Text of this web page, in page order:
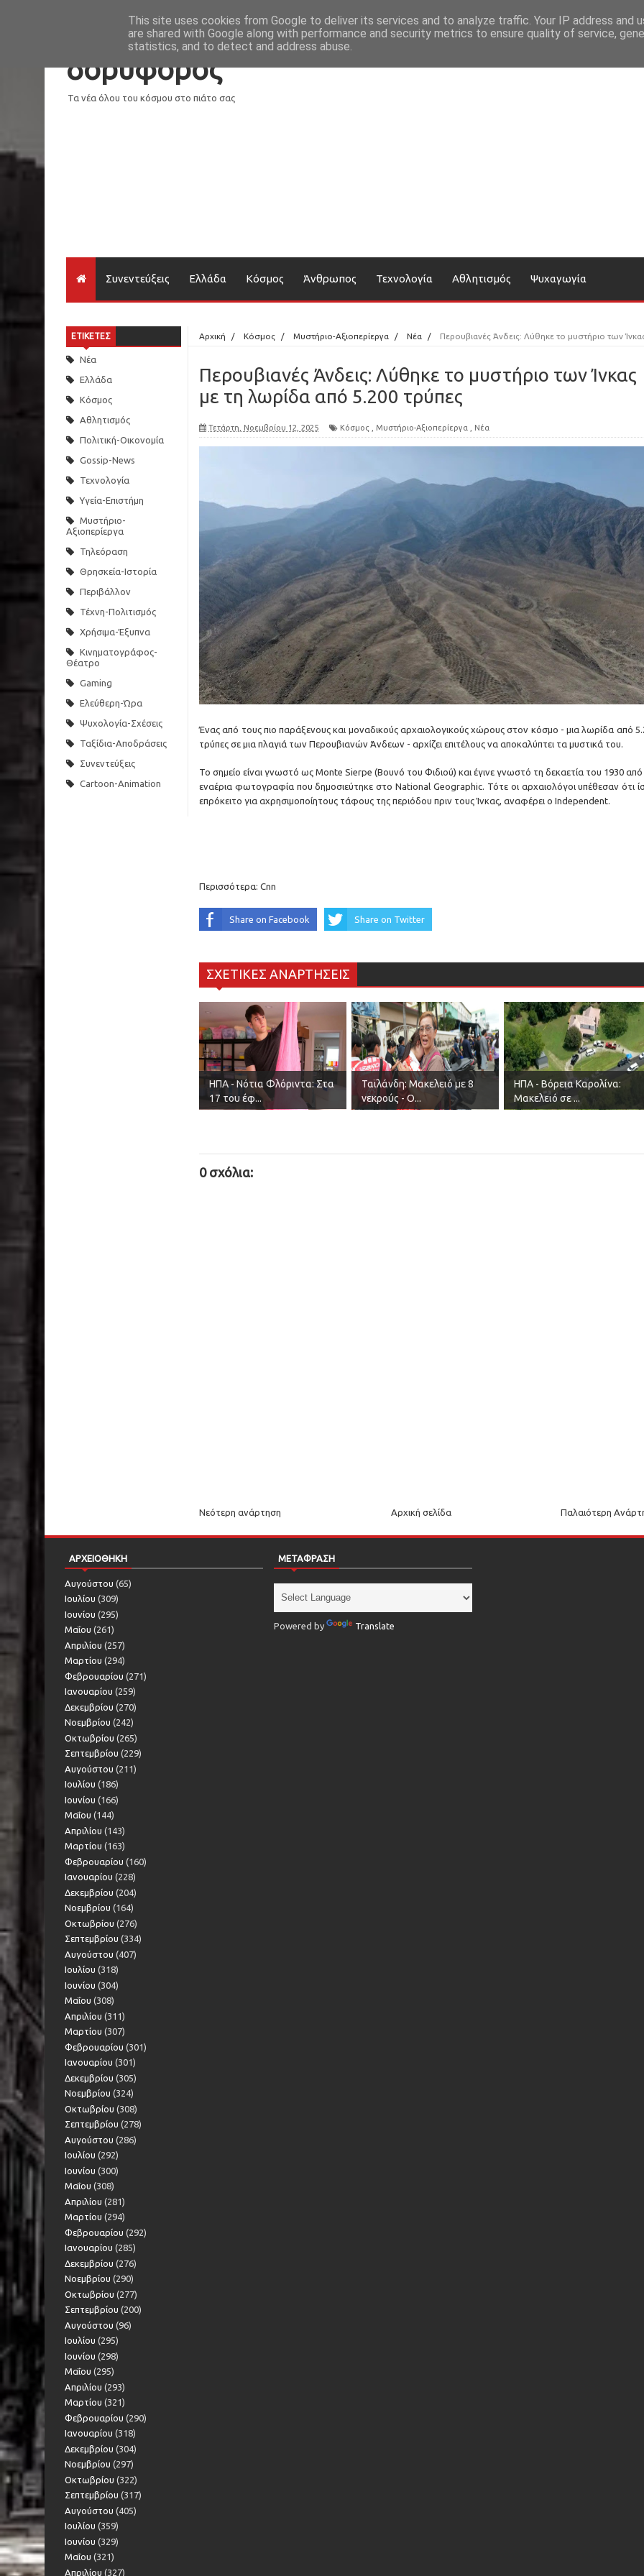
Loading...
δορυφόρος
Τα νέα όλου του κόσμου στο πιάτο σας
Συνεντεύξεις Ελλάδα Κόσμος Άνθρωπος Τεχνολογία Αθλητισμός Ψυχαγωγία
ΕΤΙΚΕΤΕΣ
Νέα
Ελλάδα
Κόσμος
Αθλητισμός
Πολιτική-Οικονομία
Gossip-News
Τεχνολογία
Υγεία-Επιστήμη
Μυστήριο-
Αξιοπερίεργα
Τηλεόραση
Θρησκεία-Ιστορία
Περιβάλλον
Τέχνη-Πολιτισμός
Χρήσιμα-Έξυπνα
Κινηματογράφος-
Θέατρο
Gaming
Ελεύθερη-Ώρα
Ψυχολογία-Σχέσεις
Ταξίδια-Αποδράσεις
Συνεντεύξεις
Cartoon-Animation
Αρχική / Κόσμος / Μυστήριο-Αξιοπερίεργα / Νέα / Περουβιανές Άνδεις: Λύθηκε το μυστήριο των Ίνκας με τη λωρίδα από 5.200
Περουβιανές Άνδεις: Λύθηκε το μυστήριο των Ίνκας
με τη λωρίδα από 5.200 τρύπες
Τετάρτη, Νοεμβρίου 12, 2025 Κόσμος Μυστήριο-Αξιοπερίεργα Νέα
Ένας από τους πιο παράξενους και μοναδικούς αρχαιολογικούς χώρους στον κόσμο - μια λωρίδα από
τρύπες σε μια πλαγιά των Περουβιανών Άνδεων - αρχίζει επιτέλους να αποκαλύπτει τα μυστικά του.
Το σημείο είναι γνωστό ως Monte Sierpe (Βουνό του Φιδιού) και έγινε γνωστό τη δεκαετία του 1930 από
εναέρια φωτογραφία που δημοσιεύτηκε στο National Geographic. Τότε οι αρχαιολόγοι υπέθεσαν ότι
επρόκειτο για αχρησιμοποίητους τάφους της περιόδου πριν τους Ίνκας, αναφέρει ο Independent.
Περισσότερα: Cnn
Share on Facebook Share on Twitter
ΣΧΕΤΙΚΕΣ ΑΝΑΡΤΗΣΕΙΣ
ΗΠΑ - Νότια Φλόριντα: Στα
17 του έφ...
Ταϊλάνδη: Μακελειό με 8
νεκρούς - Ο...
ΗΠΑ - Βόρεια Καρολίνα:
Μακελειό σε ...
0 σχόλια:
Νεότερη ανάρτηση Παλαιότερη
Αρχική σελίδα
ΑΡΧΕΙΟΘΗΚΗ
Αυγούστου (65)
Ιουλίου (309)
Ιουνίου (295)
Μαΐου (261)
Απριλίου (257)
Μαρτίου (294)
Φεβρουαρίου (271)
Ιανουαρίου (259)
Δεκεμβρίου (270)
Νοεμβρίου (242)
Οκτωβρίου (265)
Σεπτεμβρίου (229)
Αυγούστου (211)
Ιουλίου (186)
Ιουνίου (166)
Μαΐου (144)
Απριλίου (143)
Μαρτίου (163)
Φεβρουαρίου (160)
Ιανουαρίου (228)
Δεκεμβρίου (204)
Νοεμβρίου (164)
Οκτωβρίου (276)
Σεπτεμβρίου (334)
Αυγούστου (407)
Ιουλίου (318)
Ιουνίου (304)
Μαΐου (308)
Απριλίου (311)
Μαρτίου (307)
Φεβρουαρίου (301)
Ιανουαρίου (301)
Δεκεμβρίου (305)
Νοεμβρίου (324)
Οκτωβρίου (308)
Σεπτεμβρίου (278)
Αυγούστου (286)
Ιουλίου (292)
Ιουνίου (300)
Μαΐου (308)
Απριλίου (281)
Μαρτίου (294)
Φεβρουαρίου (292)
Ιανουαρίου (285)
Δεκεμβρίου (276)
Νοεμβρίου (290)
Οκτωβρίου (277)
Σεπτεμβρίου (200)
Αυγούστου (96)
Ιουλίου (295)
Ιουνίου (298)
Μαΐου (295)
Απριλίου (293)
Μαρτίου (321)
Φεβρουαρίου (290)
Ιανουαρίου (318)
Δεκεμβρίου (304)
Νοεμβρίου (297)
Οκτωβρίου (322)
Σεπτεμβρίου (317)
Αυγούστου (405)
Ιουλίου (359)
Ιουνίου (329)
Μαΐου (321)
Απριλίου (327)
ΜΕΤΑΦΡΑΣΗ
Powered by Translate
This site uses cookies from Google to deliver its services and to analyze traffic. Your IP address and
are shared with Google along with performance and security metrics to ensure quality of service,
statistics, and to detect and address abuse.